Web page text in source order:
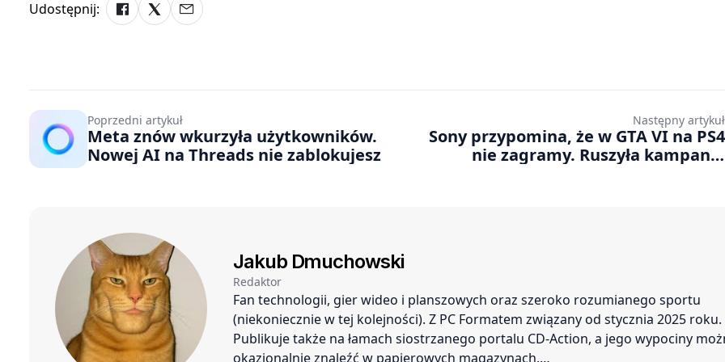
Udostępnij:
Poprzedni artykuł
Meta znów wkurzyła użytkowników.
Nowej AI na Threads nie zablokujesz
Następny artykuł
Sony przypomina, że w GTA VI na PS4
nie zagramy. Ruszyła kampania
Jakub Dmuchowski
Redaktor
Fan technologii, gier wideo i planszowych oraz szeroko rozumianego sportu
(niekoniecznie w tej kolejności). Z PC Formatem związany od stycznia 2025 roku.
Publikuje także na łamach siostrzanego portalu CD-Action, a jego wypociny
okazjonalnie znaleźć w papierowych magazynach.…